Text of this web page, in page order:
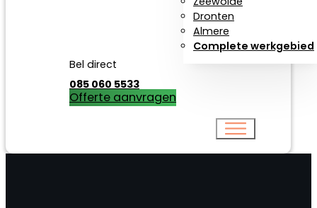
Dronten
Almere
Complete werkgebied
Bel direct
085 060 5533
Offerte aanvragen